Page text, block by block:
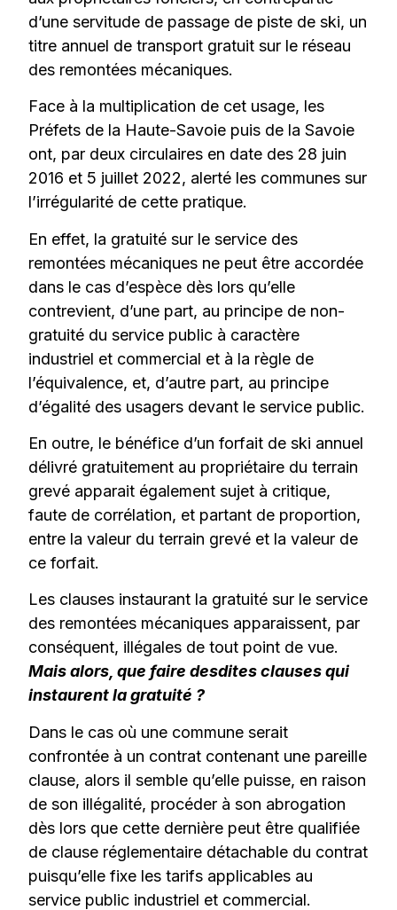
d’une servitude de passage de piste de ski, un
titre annuel de transport gratuit sur le réseau
des remontées mécaniques.
Face à la multiplication de cet usage, les
Préfets de la Haute-Savoie puis de la Savoie
ont, par deux circulaires en date des 28 juin
2016 et 5 juillet 2022, alerté les communes sur
l’irrégularité de cette pratique.
En effet, la gratuité sur le service des
remontées mécaniques ne peut être accordée
dans le cas d’espèce dès lors qu’elle
contrevient, d’une part, au principe de non-
gratuité du service public à caractère
industriel et commercial et à la règle de
l’équivalence, et, d’autre part, au principe
d’égalité des usagers devant le service public.
En outre, le bénéfice d’un forfait de ski annuel
délivré gratuitement au propriétaire du terrain
grevé apparait également sujet à critique,
faute de corrélation, et partant de proportion,
entre la valeur du terrain grevé et la valeur de
ce forfait.
Les clauses instaurant la gratuité sur le service
des remontées mécaniques apparaissent, par
conséquent, illégales de tout point de vue.
Mais alors, que faire desdites clauses qui
instaurent la gratuité ?
Dans le cas où une commune serait
confrontée à un contrat contenant une pareille
clause, alors il semble qu’elle puisse, en raison
de son illégalité, procéder à son abrogation
dès lors que cette dernière peut être qualifiée
de clause réglementaire détachable du contrat
puisqu’elle fixe les tarifs applicables au
service public industriel et commercial.